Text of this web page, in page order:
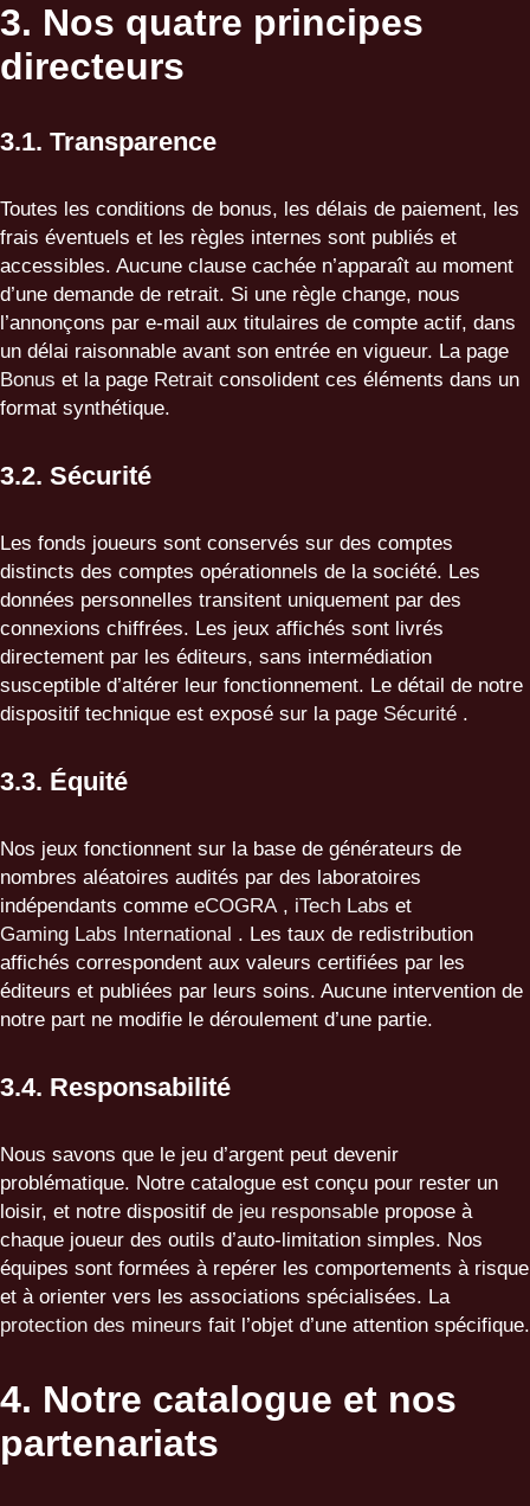
3. Nos quatre principes
directeurs
3.1. Transparence
Toutes les conditions de bonus, les délais de paiement, les
frais éventuels et les règles internes sont publiés et
accessibles. Aucune clause cachée n’apparaît au moment
d’une demande de retrait. Si une règle change, nous
l’annonçons par e-mail aux titulaires de compte actif, dans
un délai raisonnable avant son entrée en vigueur. La page
Bonus et la page Retrait consolident ces éléments dans un
format synthétique.
3.2. Sécurité
Les fonds joueurs sont conservés sur des comptes
distincts des comptes opérationnels de la société. Les
données personnelles transitent uniquement par des
connexions chiffrées. Les jeux affichés sont livrés
directement par les éditeurs, sans intermédiation
susceptible d’altérer leur fonctionnement. Le détail de notre
dispositif technique est exposé sur la page Sécurité .
3.3. Équité
Nos jeux fonctionnent sur la base de générateurs de
nombres aléatoires audités par des laboratoires
indépendants comme eCOGRA, iTech Labs et
Gaming Labs International . Les taux de redistribution
affichés correspondent aux valeurs certifiées par les
éditeurs et publiées par leurs soins. Aucune intervention de
notre part ne modifie le déroulement d’une partie.
3.4. Responsabilité
Nous savons que le jeu d’argent peut devenir
problématique. Notre catalogue est conçu pour rester un
loisir, et notre dispositif de jeu responsable propose à
chaque joueur des outils d’auto-limitation simples. Nos
équipes sont formées à repérer les comportements à risque
et à orienter vers les associations spécialisées. La
protection des mineurs fait l’objet d’une attention spécifique.
4. Notre catalogue et nos
partenariats